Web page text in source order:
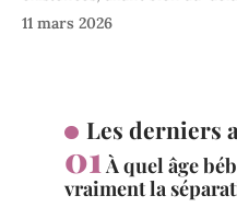
11 mars 2026
Les derniers
À quel âge
vraiment la